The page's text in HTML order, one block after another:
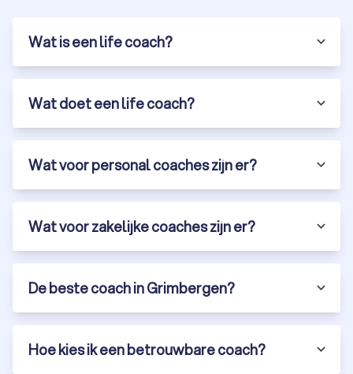
Wat is een life coach?
Wat doet een life coach?
Wat voor personal coaches zijn er?
Wat voor zakelijke coaches zijn er?
De beste coach in Grimbergen?
Hoe kies ik een betrouwbare coach?